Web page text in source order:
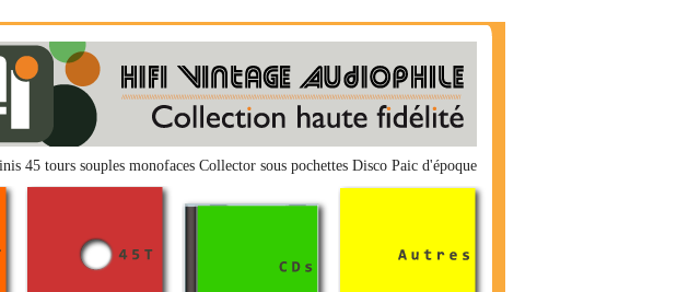
45 tours souples monofaces Collector sous pochettes Disco Paic d'époque